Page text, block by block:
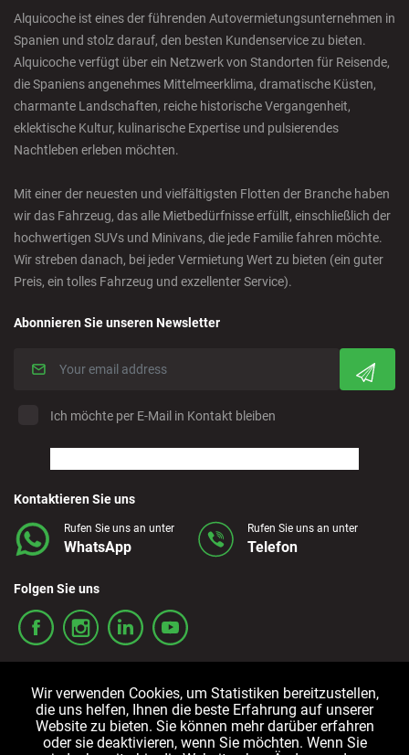
Alquicoche ist eines der führenden Autovermietungsunternehmen in
Spanien und stolz darauf, den besten Kundenservice zu bieten.
Alquicoche verfügt über ein Netzwerk von Standorten für Reisende,
die Spaniens angenehmes Mittelmeerklima, dramatische Küsten,
charmante Landschaften, reiche historische Vergangenheit,
eklektische Kultur, kulinarische Expertise und pulsierendes
Nachtleben erleben möchten.
Mit einer der neuesten und vielfältigsten Flotten der Branche haben
wir das Fahrzeug, das alle Mietbedürfnisse erfüllt, einschließlich der
hochwertigen SUVs und Minivans, die jede Familie fahren möchte.
Wir streben danach, bei jeder Vermietung Wert zu bieten (ein guter
Preis, ein tolles Fahrzeug und exzellenter Service).
Abonnieren Sie unseren Newsletter
Ich möchte per E-Mail in Kontakt bleiben
Kontaktieren Sie uns
Rufen Sie uns an unter
WhatsApp
Rufen Sie uns an unter
Telefon
Folgen Sie uns
Allgemeine
Datenschutzrichtlinien
Cookie-
Wir verwenden Cookies, um Statistiken bereitzustellen,
die uns helfen, Ihnen die beste Erfahrung auf unserer
Website zu bieten. Sie können mehr darüber erfahren
oder sie deaktivieren, wenn Sie möchten. Wenn Sie